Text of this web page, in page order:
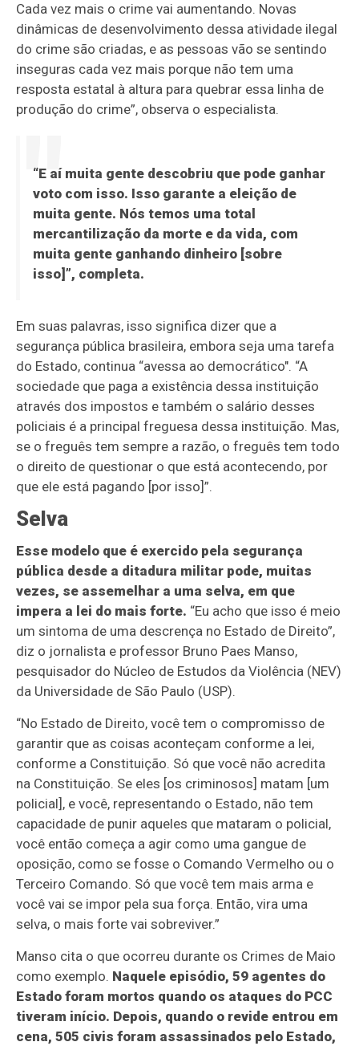
Cada vez mais o crime vai aumentando. Novas
dinâmicas de desenvolvimento dessa atividade ilegal
do crime são criadas, e as pessoas vão se sentindo
inseguras cada vez mais porque não tem uma
resposta estatal à altura para quebrar essa linha de
produção do crime”, observa o especialista.
“E aí muita gente descobriu que pode ganhar
voto com isso. Isso garante a eleição de
muita gente. Nós temos uma total
mercantilização da morte e da vida, com
muita gente ganhando dinheiro [sobre
isso]”, completa.
Em suas palavras, isso significa dizer que a
segurança pública brasileira, embora seja uma tarefa
do Estado, continua “avessa ao democrático". “A
sociedade que paga a existência dessa instituição
através dos impostos e também o salário desses
policiais é a principal freguesa dessa instituição. Mas,
se o freguês tem sempre a razão, o freguês tem todo
o direito de questionar o que está acontecendo, por
que ele está pagando [por isso]”.
Selva
Esse modelo que é exercido pela segurança
pública desde a ditadura militar pode, muitas
vezes, se assemelhar a uma selva, em que
impera a lei do mais forte. “Eu acho que isso é meio
um sintoma de uma descrença no Estado de Direito”,
diz o jornalista e professor Bruno Paes Manso,
pesquisador do Núcleo de Estudos da Violência (NEV)
da Universidade de São Paulo (USP).
“No Estado de Direito, você tem o compromisso de
garantir que as coisas aconteçam conforme a lei,
conforme a Constituição. Só que você não acredita
na Constituição. Se eles [os criminosos] matam [um
policial], e você, representando o Estado, não tem
capacidade de punir aqueles que mataram o policial,
você então começa a agir como uma gangue de
oposição, como se fosse o Comando Vermelho ou o
Terceiro Comando. Só que você tem mais arma e
você vai se impor pela sua força. Então, vira uma
selva, o mais forte vai sobreviver.”
Manso cita o que ocorreu durante os Crimes de Maio
como exemplo. Naquele episódio, 59 agentes do
Estado foram mortos quando os ataques do PCC
tiveram início. Depois, quando o revide entrou em
cena, 505 civis foram assassinados pelo Estado,